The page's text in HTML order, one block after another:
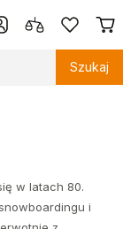
Szukaj
w latach 80.
i